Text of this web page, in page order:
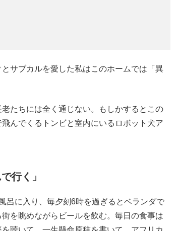
サブカルを愛した私はこのホームでは「異
たちには全く通じない。もしかするとこの
んでくるトンビと室内にいるロボット犬ア
行く」
に入り、毎夕刻6時を過ぎるとベランダで
を眺めながらビールを飲む。毎日の食事は